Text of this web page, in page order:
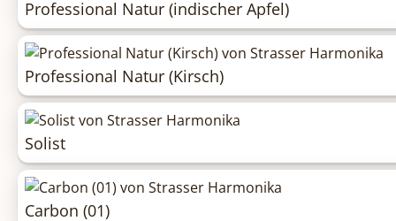
Professional Natur (indischer Apfel)
Professional Natur (Kirsch)
Solist
Carbon (01)